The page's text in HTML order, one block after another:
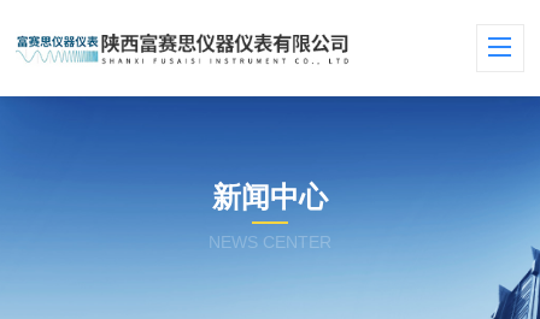
新闻中心
NEWS CENTER